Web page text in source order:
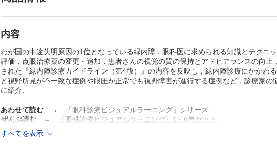
原発閉塞隅角緑内障
血管新生緑内障
悪性緑内障（毛様体ブロック緑内障）
外傷性緑内障
症状進行の評価と長期管理
薬剤毒性と眼表面の管理
周術期の管理
内容
わが国の中途失明原因の1位となっている緑内障．眼科医に求められる知識とテクニ
評価，点眼治療薬の変更・追加，患者さんの視覚の質の保持とアドヒアランスの向
された『緑内障診療ガイドライン（第4版）』の内容を反映し，緑内障診療にかかわ
と視野所見が不一致な症例や眼圧が正常でも視野障害が進行する症例など，診療家
に紹介.
あわせて読む →
「眼科診療ビジュアルラーニング」シリーズ
ぜんぶ読む → 〈眼科診療ビジュアルラーニング〉1～6巻セット
※本製品はPCでの閲覧も可能です。
すべてを表示